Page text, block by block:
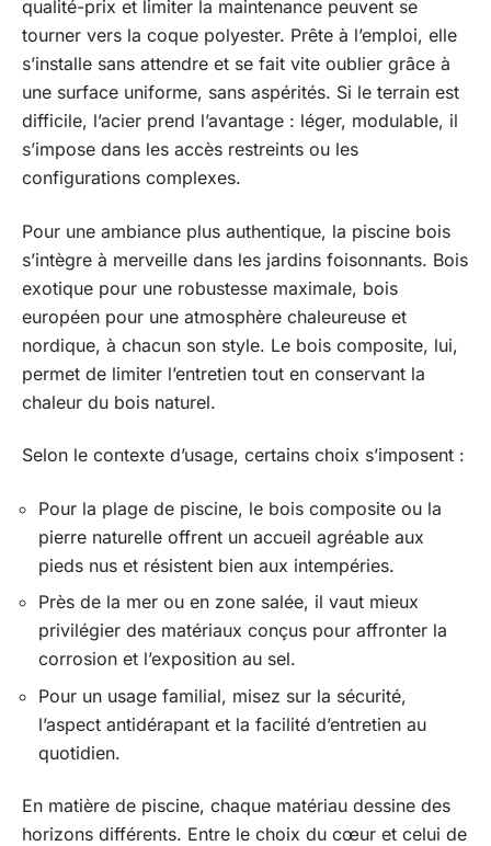
qualité-prix et limiter la maintenance peuvent se
tourner vers la coque polyester. Prête à l’emploi, elle
s’installe sans attendre et se fait vite oublier grâce à
une surface uniforme, sans aspérités. Si le terrain est
difficile, l’acier prend l’avantage : léger, modulable, il
s’impose dans les accès restreints ou les
configurations complexes.
Pour une ambiance plus authentique, la piscine bois
s’intègre à merveille dans les jardins foisonnants. Bois
exotique pour une robustesse maximale, bois
européen pour une atmosphère chaleureuse et
nordique, à chacun son style. Le bois composite, lui,
permet de limiter l’entretien tout en conservant la
chaleur du bois naturel.
Selon le contexte d’usage, certains choix s’imposent :
Pour la plage de piscine, le bois composite ou la
pierre naturelle offrent un accueil agréable aux
pieds nus et résistent bien aux intempéries.
Près de la mer ou en zone salée, il vaut mieux
privilégier des matériaux conçus pour affronter la
corrosion et l’exposition au sel.
Pour un usage familial, misez sur la sécurité,
l’aspect antidérapant et la facilité d’entretien au
quotidien.
En matière de piscine, chaque matériau dessine des
horizons différents. Entre le choix du cœur et celui de